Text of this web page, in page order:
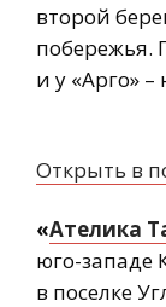
второй
побережья.
и у «Арго»
Открыть в
«Ателика
юго-западе
в поселке